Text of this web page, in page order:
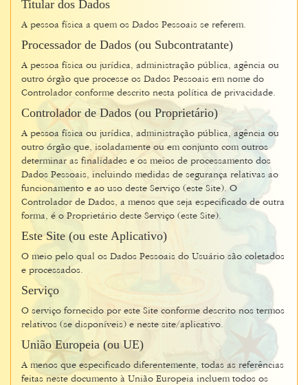
Titular dos Dados
A pessoa física a quem os Dados Pessoais se referem.
Processador de Dados (ou Subcontratante)
A pessoa física ou jurídica, administração pública, agência ou
outro órgão que processe os Dados Pessoais em nome do
Controlador conforme descrito nesta política de privacidade.
Controlador de Dados (ou Proprietário)
A pessoa física ou jurídica, administração pública, agência ou
outro órgão que, isoladamente ou em conjunto com outros
determinar as finalidades e os meios de processamento dos
Dados Pessoais, incluindo medidas de segurança relativas ao
funcionamento e ao uso deste Serviço (este Site). O
Controlador de Dados, a menos que seja especificado de outra
forma, é o Proprietário deste Serviço (este Site).
Este Site (ou este Aplicativo)
O meio pelo qual os Dados Pessoais do Usuário são coletados
e processados.
Serviço
O serviço fornecido por este Site conforme descrito nos termos
relativos (se disponíveis) e neste site/aplicativo.
União Europeia (ou UE)
A menos que especificado diferentemente, todas as referências
feitas neste documento à União Europeia incluem todos os